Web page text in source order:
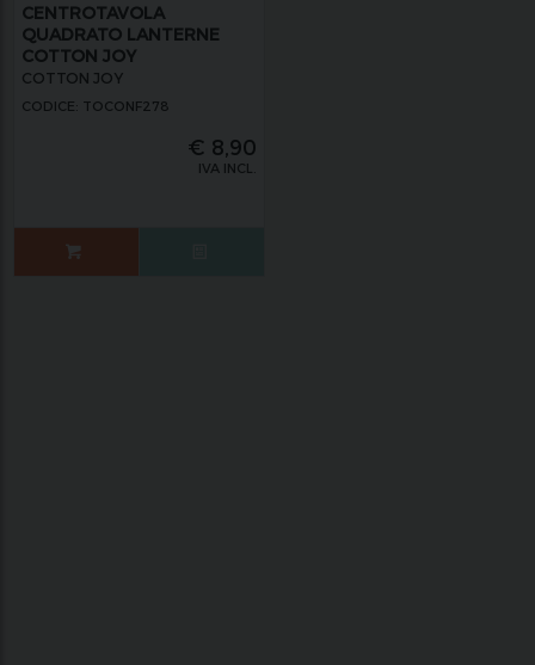
CENTROTAVOLA
QUADRATO LANTERNE
COTTON JOY
COTTON JOY
CODICE: TOCONF278
€ 8,90
IVA INCL.